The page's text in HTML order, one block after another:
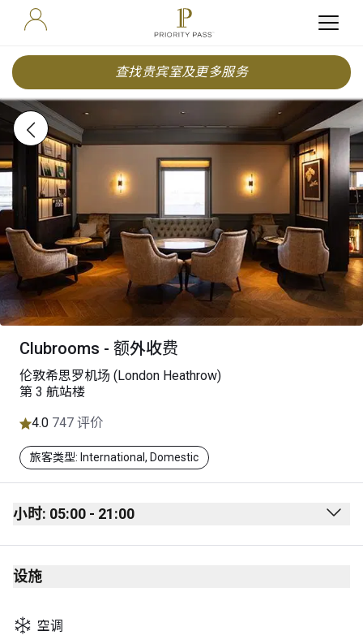
查找贵宾室及更多服务
Clubrooms - 额外收费
伦敦希思罗机场 (London Heathrow)
第 3 航站楼
4.0 747 评价
旅客类型: International, Domestic
小时: 05:00 - 21:00
Monday 05:00 - 21:00
Tuesday
Thursday
设施
空调